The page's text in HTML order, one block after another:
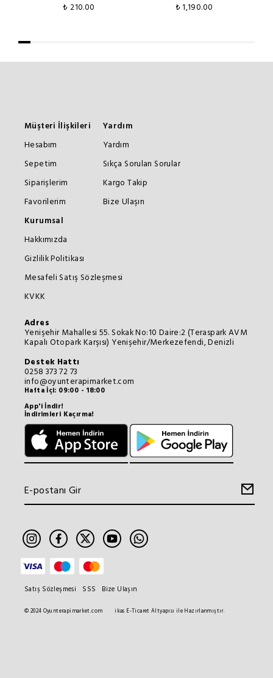
₺ 210.00 ₺ 1,190.00
Müşteri İlişkileri
Hesabım
Sepetim
Siparişlerim
Favorilerim
Yardım
Yardım
Sıkça Sorulan Sorular
Kargo Takip
Bize Ulaşın
Kurumsal
Hakkımızda
Gizlilik Politikası
Mesafeli Satış Sözleşmesi
KVKK
Adres
Yenişehir Mahallesi 55. Sokak No:10 Daire:2 (Teraspark AVM
Kapalı Otopark Karşısı) Yenişehir/Merkezefendi, Denizli
Destek Hattı
0258 373 72 73
info@oyunterapimarket.com
Hafta İçi: 09:00 - 18:00
App'i İndir!
İndirimleri Kaçırma!
© 2024 Oyunterapimarket.com ikas E-Ticaret Altyapısı ile Hazırlanmıştır.
Satış Sözleşmesi SSS Bize Ulaşın